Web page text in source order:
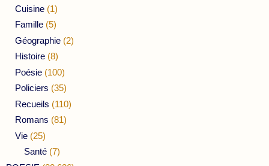
Cuisine (1)
Famille (5)
Géographie (2)
Histoire (8)
Poésie (100)
Policiers (35)
Recueils (110)
Romans (81)
Vie (25)
Santé (7)